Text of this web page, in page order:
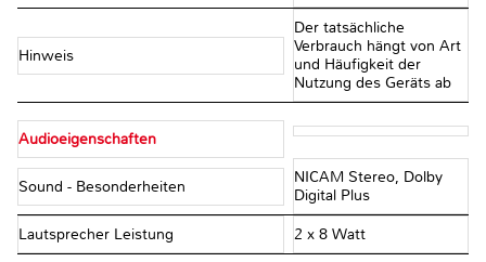
Hinweis
Der tatsächliche
Verbrauch hängt von Art
und Häufigkeit der
Nutzung des Geräts ab
Audioeigenschaften
Sound - Besonderheiten
NICAM Stereo, Dolby
Digital Plus
Lautsprecher Leistung 2 x 8 Watt